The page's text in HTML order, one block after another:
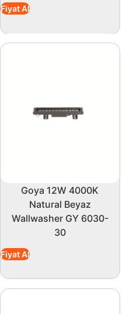
Fiyat Al
Goya 12W 4000K
Natural Beyaz
Wallwasher GY 6030-
30
Fiyat Al